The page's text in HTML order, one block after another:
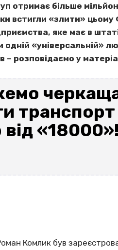
отримає більше
встигли «злити»
яке має в
«універсальній»
– розповідаємо у
транспорт
від «18000»!
Комлик був